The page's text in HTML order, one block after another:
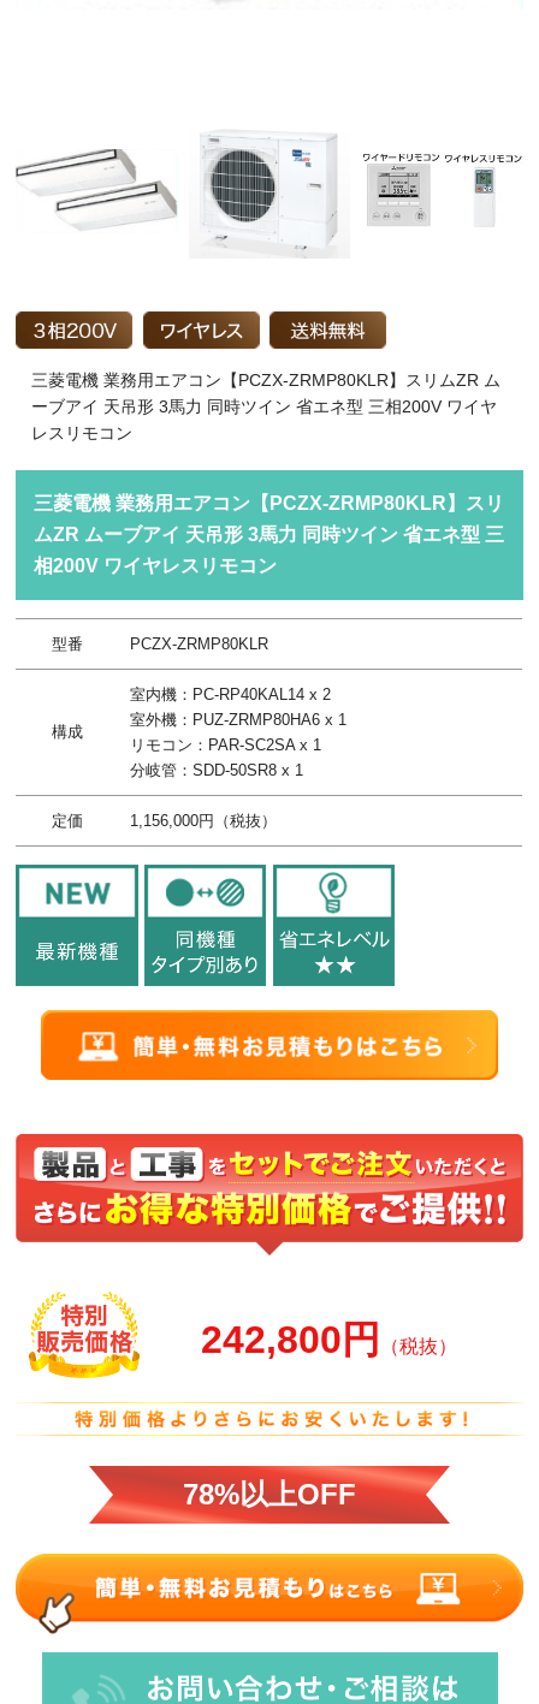
三菱電機 業務用エアコン【PCZX-ZRMP80KLR】スリムZR ム
ーブアイ 天吊形 3馬力 同時ツイン 省エネ型 三相200V ワイヤ
レスリモコン
三菱電機 業務用エアコン【PCZX-ZRMP80KLR】スリ
ムZR ムーブアイ 天吊形 3馬力 同時ツイン 省エネ型 三
相200V ワイヤレスリモコン
型番 PCZX-ZRMP80KLR
構成
室内機：PC-RP40KAL14 x 2
室外機：PUZ-ZRMP80HA6 x 1
リモコン：PAR-SC2SA x 1
分岐管：SDD-50SR8 x 1
定価 1,156,000円（税抜）
242,800円 （税抜）
78%以上OFF